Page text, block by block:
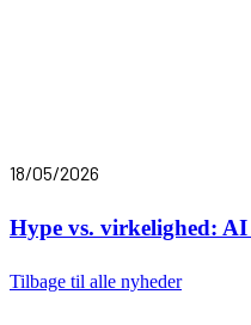
18/05/2026
Hype vs. virkelighed:
Tilbage til alle nyheder